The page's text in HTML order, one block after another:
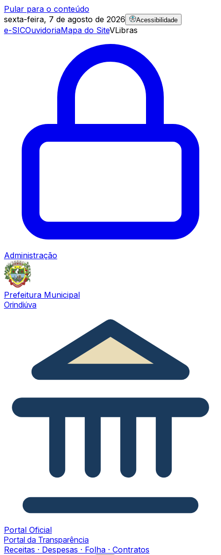
Pular para o conteúdo
sexta-feira, 7 de agosto de 2026
Acessibilidade
e-SICOuvidoriaMapa do SiteVLibras
Administração
Prefeitura Municipal
Orindiúva
Portal Oficial
Portal da Transparência
Receitas · Despesas · Folha · Contratos